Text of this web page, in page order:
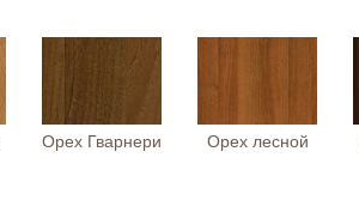
Орех Гварнери Орех лесной